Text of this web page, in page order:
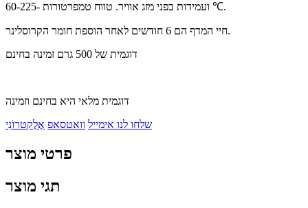
ועמידות בפני מזג אוויר. טווח טמפרטורות -60-225 ℃.
חיי המדף הם 6 חודשים לאחר הוספת חומר הקרוסלינר.
דוגמית של 500 גרם זמינה בחינם
דוגמית מלאי היא בחינם וזמינה
שלחו לנו אימייל וואטסאפ אֶלֶקטרוֹנִי
פרטי מוצר
תגי מוצר